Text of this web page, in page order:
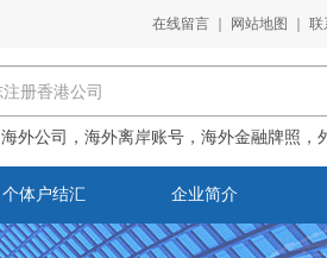
在线留言 网站地图 联
海外公司，海外离岸账号，海外金融牌照，
个体户结汇 企业简介